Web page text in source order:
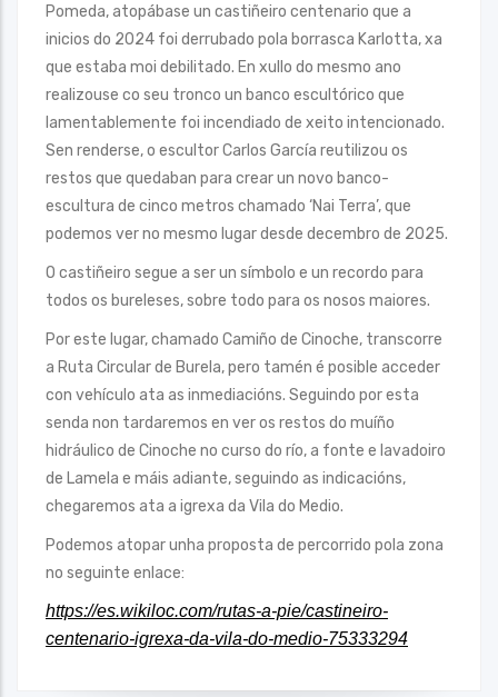
Pomeda, atopábase un castiñeiro centenario que a
inicios do 2024 foi derrubado pola borrasca Karlotta, xa
que estaba moi debilitado. En xullo do mesmo ano
realizouse co seu tronco un banco escultórico que
lamentablemente foi incendiado de xeito intencionado.
Sen renderse, o escultor Carlos García reutilizou os
restos que quedaban para crear un novo banco-
escultura de cinco metros chamado ‘Nai Terra’, que
podemos ver no mesmo lugar desde decembro de 2025.
O castiñeiro segue a ser un símbolo e un recordo para
todos os bureleses, sobre todo para os nosos maiores.
Por este lugar, chamado Camiño de Cinoche, transcorre
a Ruta Circular de Burela, pero tamén é posible acceder
con vehículo ata as inmediacións. Seguindo por esta
senda non tardaremos en ver os restos do muíño
hidráulico de Cinoche no curso do río, a fonte e lavadoiro
de Lamela e máis adiante, seguindo as indicacións,
chegaremos ata a igrexa da Vila do Medio.
Podemos atopar unha proposta de percorrido pola zona
no seguinte enlace:
https://es.wikiloc.com/rutas-a-pie/castineiro-
centenario-igrexa-da-vila-do-medio-75333294